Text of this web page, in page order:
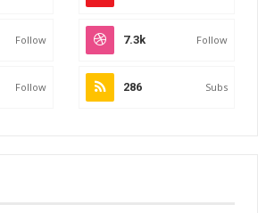
Follow 7.3k Follow
Follow 286 Subs